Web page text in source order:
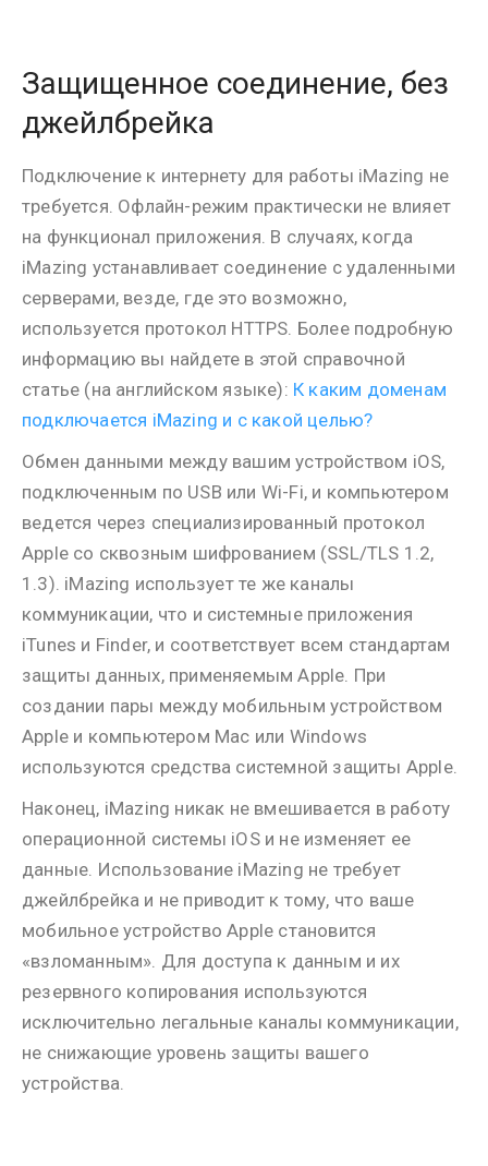
Защищенное соединение, без
джейлбрейка
Подключение к интернету для работы iMazing не
требуется. Офлайн-режим практически не влияет
на функционал приложения. В случаях, когда
iMazing устанавливает соединение с удаленными
серверами, везде, где это возможно,
используется протокол HTTPS. Более подробную
информацию вы найдете в этой справочной
статье (на английском языке): К каким доменам
подключается iMazing и c какой целью?
Обмен данными между вашим устройством iOS,
подключенным по USB или Wi-Fi, и компьютером
ведется через специализированный протокол
Apple со сквозным шифрованием (SSL/TLS 1.2,
1.3). iMazing использует те же каналы
коммуникации, что и системные приложения
iTunes и Finder, и соответствует всем стандартам
защиты данных, применяемым Apple. При
создании пары между мобильным устройством
Apple и компьютером Mac или Windows
используются средства системной защиты Apple.
Наконец, iMazing никак не вмешивается в работу
операционной системы iOS и не изменяет ее
данные. Использование iMazing не требует
джейлбрейка и не приводит к тому, что ваше
мобильное устройство Apple становится
«взломанным». Для доступа к данным и их
резервного копирования используются
исключительно легальные каналы коммуникации,
не снижающие уровень защиты вашего
устройства.